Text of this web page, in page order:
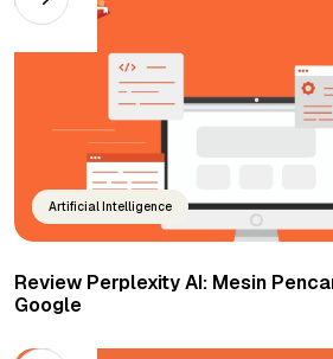
Artificial Intelligence
Review Perplexity AI: Mesin
Google